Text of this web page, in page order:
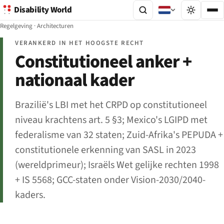
Disability World
Regelgeving ·Architecturen
VERANKERD IN HET HOOGSTE RECHT
Constitutioneel anker +
nationaal kader
Brazilië's LBI met het CRPD op constitutioneel
niveau krachtens art. 5 §3; Mexico's LGIPD met
federalisme van 32 staten; Zuid-Afrika's PEPUDA +
constitutionele erkenning van SASL in 2023
(wereldprimeur); Israëls Wet gelijke rechten 1998
+ IS 5568; GCC-staten onder Vision-2030/2040-
kaders.